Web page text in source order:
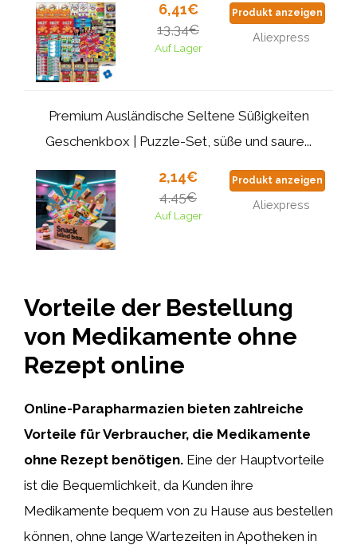
6,41€
13,34€
Auf Lager
Produkt anzeigen
Aliexpress
Premium Ausländische Seltene Süßigkeiten
Geschenkbox | Puzzle-Set, süße und saure...
2,14€
4,45€
Auf Lager
Produkt anzeigen
Aliexpress
Vorteile der Bestellung
von Medikamente ohne
Rezept online
Online-Parapharmazien bieten zahlreiche
Vorteile für Verbraucher, die Medikamente
ohne Rezept benötigen. Eine der Hauptvorteile
ist die Bequemlichkeit, da Kunden ihre
Medikamente bequem von zu Hause aus bestellen
können, ohne lange Wartezeiten in Apotheken in